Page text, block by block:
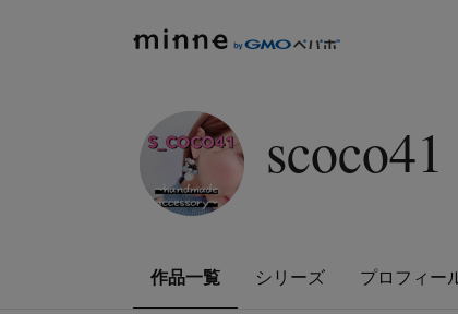
scoco41
作品一覧 シリーズ プロフィー